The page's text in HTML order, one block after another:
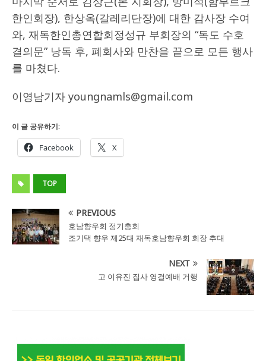
한인회장), 한상옥(갈레리단장)에 대한 감사장 수여
와, 재독한인총연합회정성규 부회장의 “독도 수호
결의문” 낭독 후, 폐회사와 만찬을 끝으로 모든 행사
를 마쳤다.
이영남기자 youngnamls@gmail.com
이 글 공유하기:
Facebook X
TOP
PREVIOUS
호남향우회 정기총회
조기택 향우 제25대 재독호남향우회 회장 추대
NEXT
고 이유진 집사 영결예배 거행